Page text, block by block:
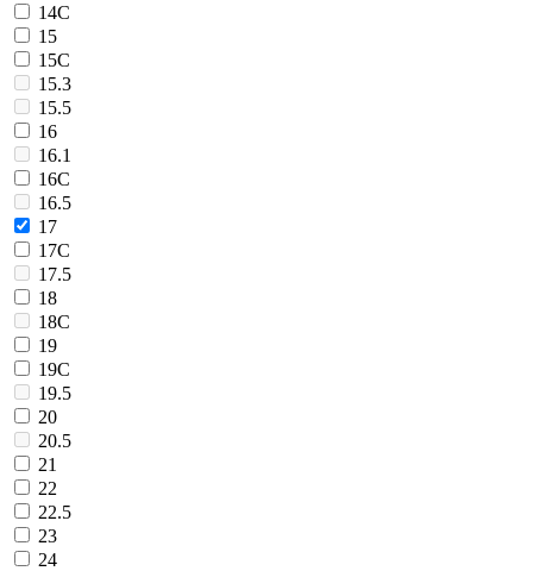
14C
15
15C
15.3
15.5
16
16.1
16C
16.5
17
17C
17.5
18
18C
19
19C
19.5
20
20.5
21
22
22.5
23
24